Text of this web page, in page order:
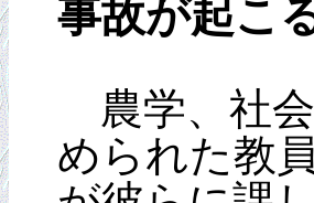
事故が起こ
農学、社
められた教